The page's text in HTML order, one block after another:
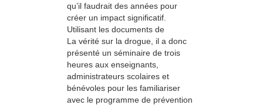
qu’il faudrait des années pour
créer un impact significatif.
Utilisant les documents de
La vérité sur la drogue, il a donc
présenté un séminaire de trois
heures aux enseignants,
administrateurs scolaires et
bénévoles pour les familiariser
avec le programme de prévention